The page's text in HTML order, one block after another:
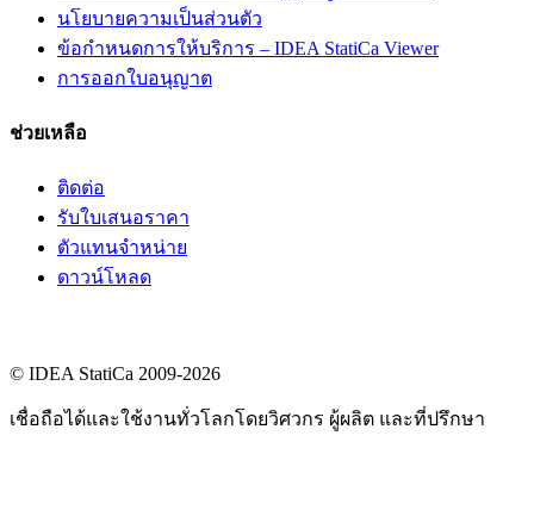
นโยบายความเป็นส่วนตัว
ข้อกำหนดการให้บริการ – IDEA StatiCa Viewer
การออกใบอนุญาต
ช่วยเหลือ
ติดต่อ
รับใบเสนอราคา
ตัวแทนจำหน่าย
ดาวน์โหลด
© IDEA StatiCa 2009-2026
เชื่อถือได้และใช้งานทั่วโลกโดยวิศวกร ผู้ผลิต และที่ปรึกษา